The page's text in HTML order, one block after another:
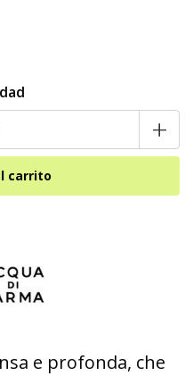
+
e profonda, che